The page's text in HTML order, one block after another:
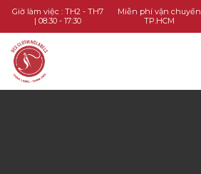
Giờ làm việc : TH2 - TH7
| 08:30 - 17:30
Miễn phí vận chuyển
TP.HCM
TRANG CHỦ
DANH MỤC SẢN PHẨM
KIẾN THỨC